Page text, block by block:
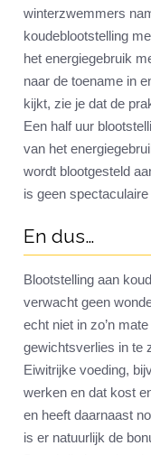
winterzwemmers
koudeblootstelling
het energiegebruik
naar de toename in
kijkt, zie je dat de
Een half uur
van het
wordt blootgesteld
is geen
En dus…
Blootstelling aan
verwacht geen
echt niet in zo’n
gewichtsverlies in te
Eiwitrijke voeding,
werken en dat kost
en heeft daarnaast
is er natuurlijk de